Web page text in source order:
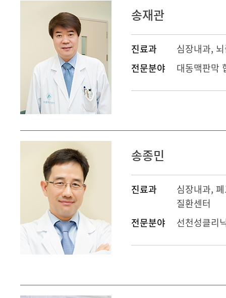
송재관
진료과 심장내과,
전문분야
대동맥판막
송종민
진료과 심장내과,
질환센터
전문분야
선천성클리